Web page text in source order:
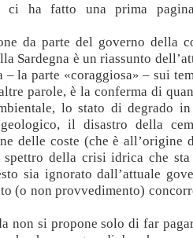
ci ha fatto una prima
da parte del governo della
Sardegna è un riassunto
– la parte «coraggiosa» – sui
parole, è la conferma di
lo stato di degrado
il disastro della
delle coste (che è all’origine
della crisi idrica che sta
sia ignorato dall’attuale
(o non provvedimento)
non si propone solo di far